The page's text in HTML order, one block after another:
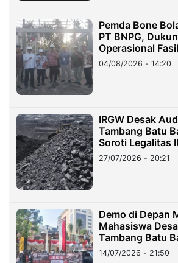
Pemda Bone
PT BNPG,
Operasional
04/08/2026 - 14:20
IRGW Desak
Tambang Batu
Soroti Legalitas
Stockpile
27/07/2026 - 20:21
Demo di Depan
Mahasiswa
Tambang Batu
Lampung
14/07/2026 - 21:50